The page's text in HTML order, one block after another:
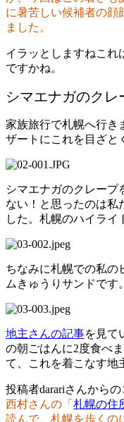
に暑苦しい候補者の顔
ました。
イラッとしますねこ
ですかね。
シマエナガのクレ
家族旅行で札幌へ行き
ザートにこれを目ざと
シマエナガのクレープ
ない！と思ったのは私
した。札幌のハイライ
ちなみに札幌での私の
ムきゅうりサンドです。
地主さんの記事を見て
の朝ごはんに2度食べ
て、これを着こなす地
投稿者darariさんからの
西村さんの「 札幌の住
読んで、札幌を歩くの